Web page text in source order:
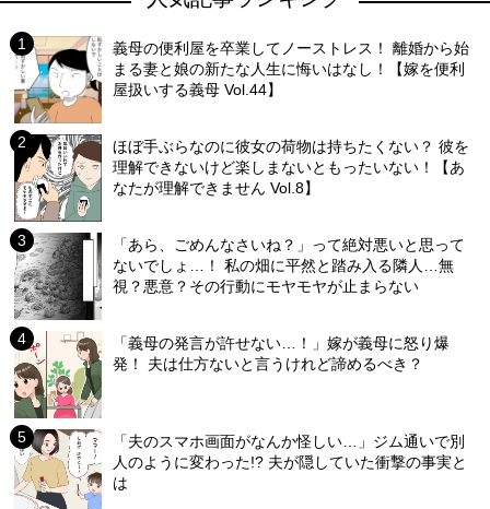
義母の便利屋を卒業してノーストレス！ 離婚から始
まる妻と娘の新たな人生に悔いはなし！【嫁を便利
屋扱いする義母 Vol.44】
ほぼ手ぶらなのに彼女の荷物は持ちたくない？ 彼を
理解できないけど楽しまないともったいない！【あ
なたが理解できません Vol.8】
「あら、ごめんなさいね？」って絶対悪いと思って
ないでしょ…！ 私の畑に平然と踏み入る隣人…無
視？悪意？その行動にモヤモヤが止まらない
「義母の発言が許せない…！」嫁が義母に怒り爆
発！ 夫は仕方ないと言うけれど諦めるべき？
「夫のスマホ画面がなんか怪しい…」ジム通いで別
人のように変わった!? 夫が隠していた衝撃の事実と
は